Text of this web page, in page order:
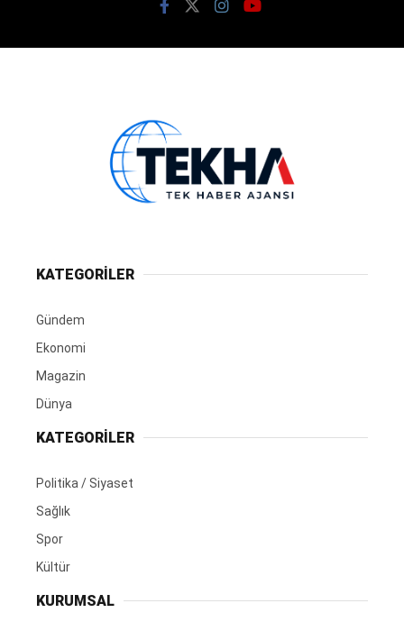
KATEGORİLER
Gündem
Ekonomi
Magazin
Dünya
KATEGORİLER
Politika / Siyaset
Sağlık
Spor
Kültür
KURUMSAL